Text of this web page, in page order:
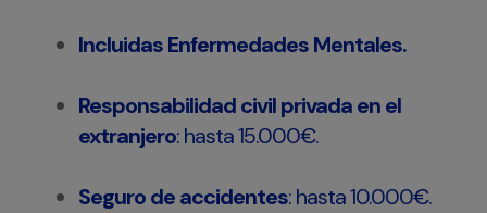
Incluidas Enfermedades Mentales.
Responsabilidad civil privada en el
extranjero: hasta 15.000€.
Seguro de accidentes: hasta 10.000€.